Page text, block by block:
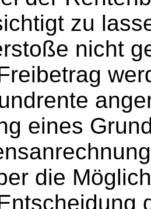
zu
nicht
eines
die